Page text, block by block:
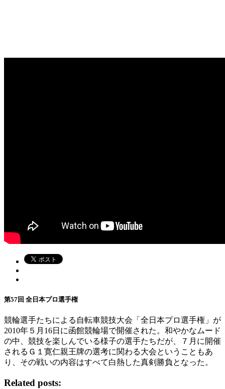
第57回 全日本プロ選手権
競輪選手たちによる自転車競技大会「全日本プロ選手権」が
2010年５月16日に函館競輪場で開催された。和やかなムード
の中、競技を楽しんでいる様子の選手たちだが、７月に開催
されるＧ１寛仁親王牌の選考に関わる大会ということもあ
り、その戦いの内容はすべて白熱した真剣勝負となった。
Related posts: